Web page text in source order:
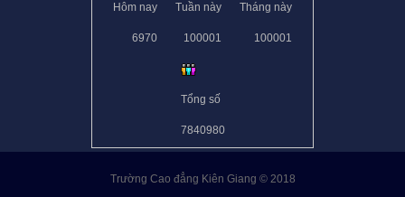
Hôm nay
6970
Tuần này
100001
Tháng này
100001
Tổng số
7840980
Trường Cao đẳng Kiên Giang © 2018